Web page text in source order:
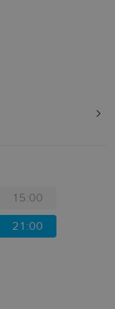
15:00
21:00